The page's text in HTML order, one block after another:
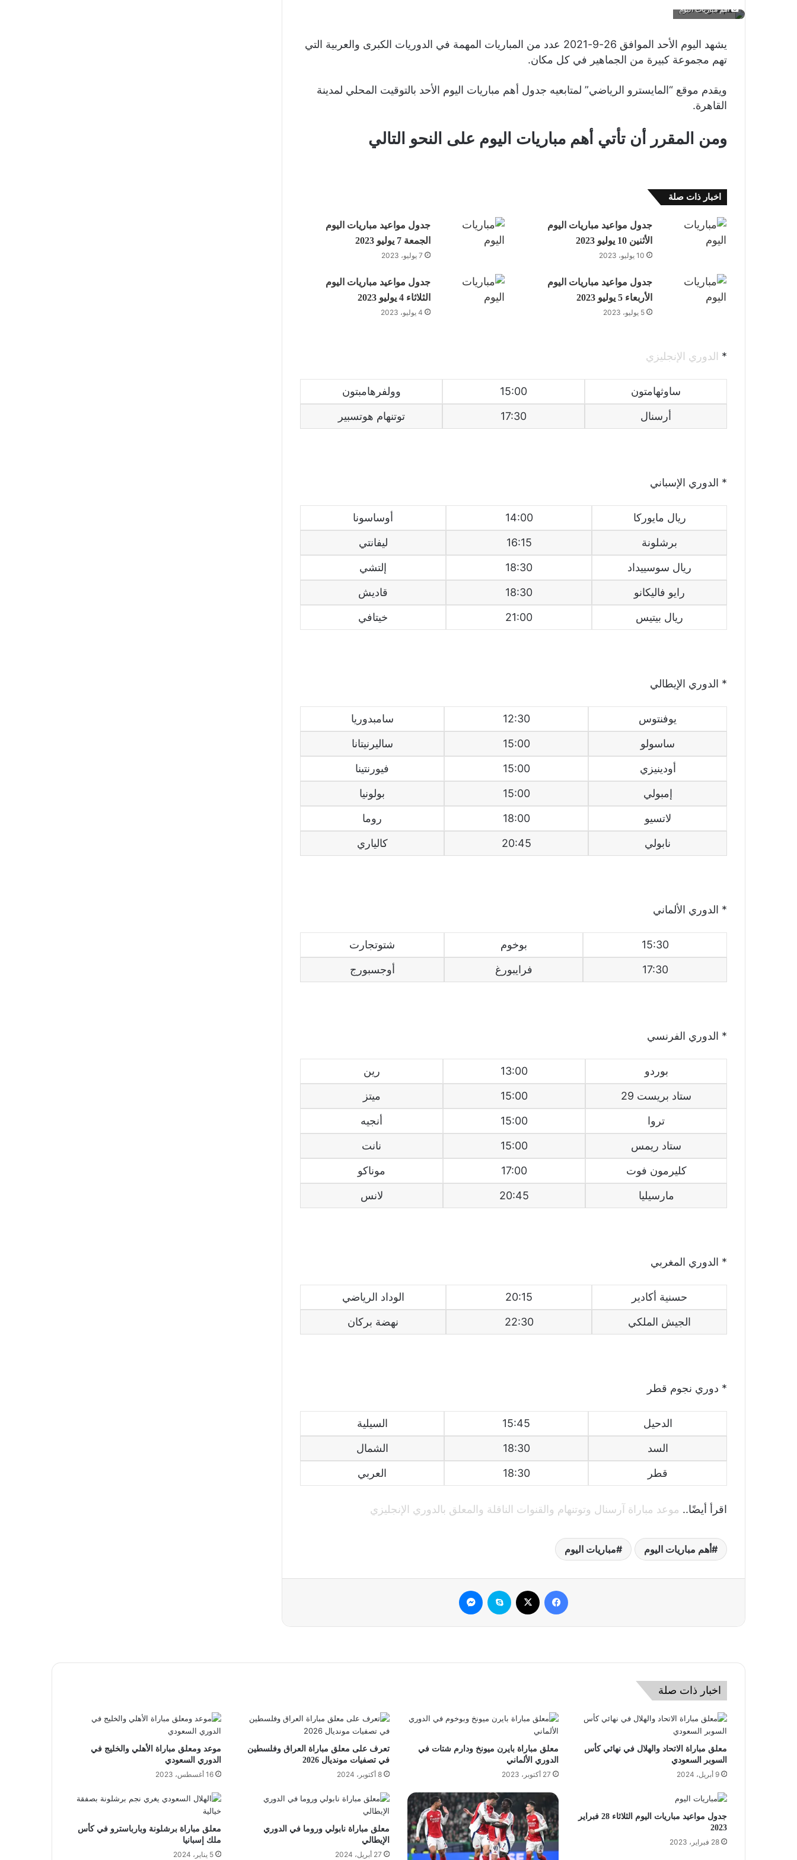
أهم مباريات اليوم
يشهد اليوم الأحد الموافق 26-9-2021 عدد من المباريات المهمة في الدوريات الكبرى والعربية التي
تهم مجموعة كبيرة من الجماهير في كل مكان.
ويقدم موقع “المايسترو الرياضي” لمتابعيه جدول أهم مباريات اليوم الأحد بالتوقيت المحلي لمدينة
القاهرة.
ومن المقرر أن تأتي أهم مباريات اليوم على النحو التالي
اخبار ذات صلة
جدول مواعيد مباريات اليوم
الأثنين 10 يوليو 2023
10 يوليو، 2023
جدول مواعيد مباريات اليوم
الجمعة 7 يوليو 2023
7 يوليو، 2023
جدول مواعيد مباريات اليوم
الأربعاء 5 يوليو 2023
5 يوليو، 2023
جدول مواعيد مباريات اليوم
الثلاثاء 4 يوليو 2023
4 يوليو، 2023
* الدوري الإنجليزي
ساوثهامتون 15:00
وولفرهامبتون
أرسنال
17:30 توتنهام هوتسبير
* الدوري الإسباني
ريال مايوركا 14:00
أوساسونا
برشلونة
16:15
ليفانتي
ريال سوسييداد
18:30
إلتشي
رايو فاليكانو
18:30
قاديش
ريال بيتيس
21:00 خيتافي
* الدوري الإيطالي
يوفنتوس 12:30
سامبدوريا
ساسولو
15:00
ساليرنيتانا
أودينيزي
15:00
فيورنتينا
إمبولي
15:00
بولونيا
لاتسيو
18:00
روما
نابولي
20:45 كالياري
* الدوري الألماني
15:30 بوخوم
شتوتجارت
17:30
فرايبورغ أوجسبورج
* الدوري الفرنسي
بوردو 13:00
رين
ستاد بريست 29
15:00
ميتز
تروا
15:00
أنجيه
ستاد ريمس
15:00
نانت
كليرمون فوت
17:00
موناكو
مارسيليا
20:45 لانس
* الدوري المغربي
حسنية أكادير 20:15
الوداد الرياضي
الجيش الملكي
22:30 نهضة بركان
* دوري نجوم قطر
الدحيل 15:45
السيلية
السد
18:30
الشمال
قطر
18:30 العربي
اقرأ أيضًا.. موعد مباراة آرسنال وتوتنهام والقنوات الناقلة والمعلق بالدوري الإنجليزي
أهم مباريات اليوم مباريات اليوم
فيسبوك سكايب
اخبار ذات صلة
معلق مباراة الاتحاد والهلال في نهائي كأس
السوبر السعودي
9 أبريل، 2024
معلق مباراة بايرن ميونخ ودارم شتات في
الدوري الألماني
27 أكتوبر، 2023
تعرف على معلق مباراة العراق وفلسطين
في تصفيات مونديال 2026
8 أكتوبر، 2024
موعد ومعلق مباراة الأهلي والخليج في
الدوري السعودي
16 أغسطس، 2023
جدول مواعيد مباريات اليوم الثلاثاء 28 فبراير
2023
28 فبراير، 2023
معلق مباراة نابولي وروما في الدوري
الإيطالي
27 أبريل، 2024
معلق مباراة برشلونة وبارباسترو في كأس
ملك إسبانيا
5 يناير، 2024